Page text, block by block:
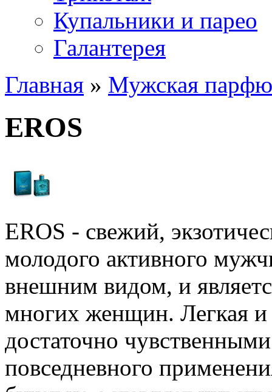
Купальники и парео
Галантерея
Главная » Мужская
EROS
EROS - свежий,
молодого активного
внешним видом, и
многих женщин. Легкая и
достаточно
повседневного